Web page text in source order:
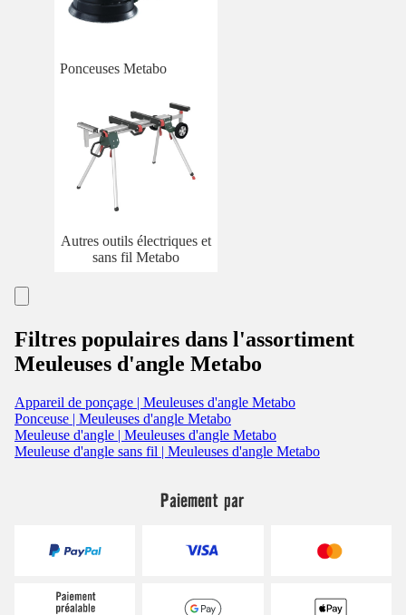
Ponceuses Metabo
Autres outils électriques et
sans fil Metabo
Filtres populaires dans l'assortiment
Meuleuses d'angle Metabo
Appareil de ponçage | Meuleuses d'angle Metabo
Ponceuse | Meuleuses d'angle Metabo
Meuleuse d'angle | Meuleuses d'angle Metabo
Meuleuse d'angle sans fil | Meuleuses d'angle Metabo
Paiement par